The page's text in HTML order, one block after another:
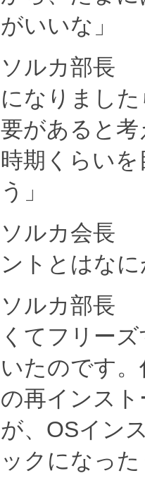
がいいな」
ソルカ部長
になりまし
要があると
時期くらい
う」
ソルカ会長
ントとはな
ソルカ部長
くてフリー
いたのです
の再インス
が、OSイン
ックになっ